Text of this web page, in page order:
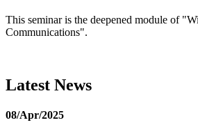
This seminar is the deepened module of
Communications".
Latest News
08/Apr/2025